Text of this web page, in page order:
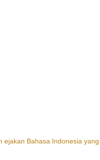
ejakan Bahasa Indonesia yang